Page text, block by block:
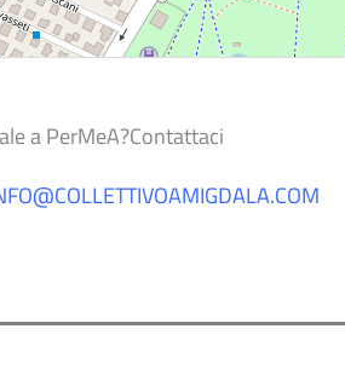
a PerMeA?Contattaci